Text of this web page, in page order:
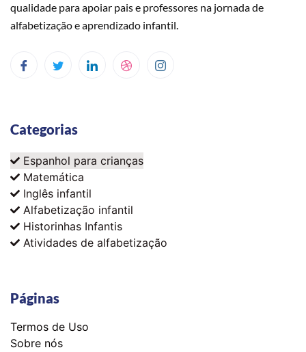
qualidade para apoiar pais e professores na jornada de
alfabetização e aprendizado infantil.
Categorias
Espanhol para crianças
Matemática
Inglês infantil
Alfabetização infantil
Historinhas Infantis
Atividades de alfabetização
Páginas
Termos de Uso
Sobre nós